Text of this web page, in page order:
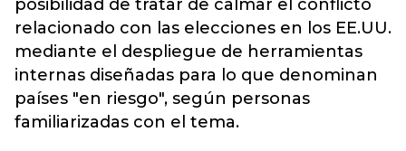
posibilidad de tratar de calmar el conflicto
relacionado con las elecciones en los EE.UU.
mediante el despliegue de herramientas
internas diseñadas para lo que denominan
países "en riesgo", según personas
familiarizadas con el tema.